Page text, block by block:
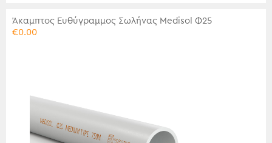
Άκαμπτος Ευθύγραμμος Σωλήνας Medisol Φ25
€0.00